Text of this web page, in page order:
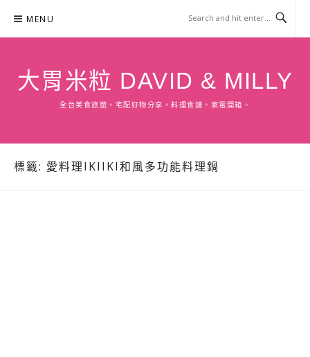
content
MENU
大胃米粒 DAVID & MILLY
全台美食旅遊。宅配好物分享。料理食譜。家電開箱。
標籤: 愛料理IKIIKI和風多功能料理鍋